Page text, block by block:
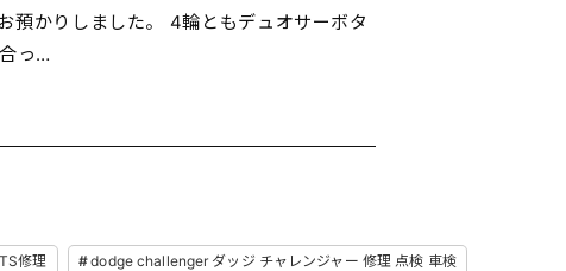
かりしました。 4輪ともデュオサーボタ
っ…
修理 dodge challenger ダッジ チャレンジャー 修理 点検 車検